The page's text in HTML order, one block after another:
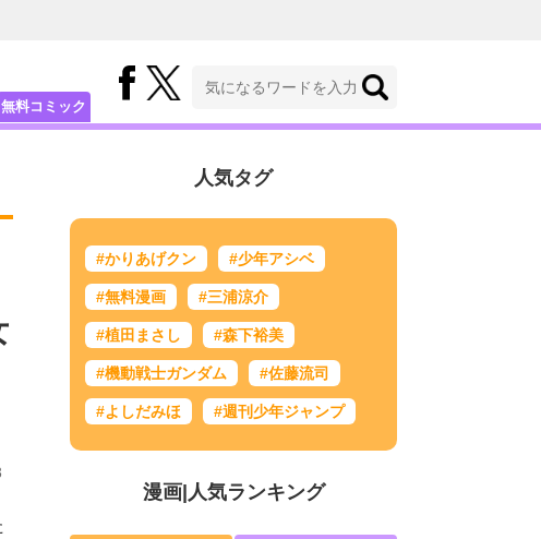
無料コミック
人気タグ
#かりあげクン #少年アシベ
#無料漫画 #三浦涼介
#植田まさし #森下裕美
#機動戦士ガンダム #佐藤流司
#よしだみほ #週刊少年ジャンプ
漫画| 人気ランキング